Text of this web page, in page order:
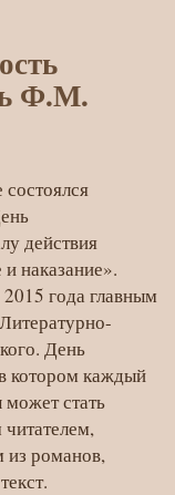
Ф.М.
действия
наказание».
года главным
День
котором каждый
стать
из романов,